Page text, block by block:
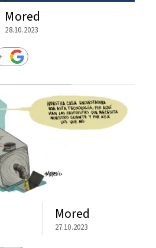
Mored
28.10.2023
Mored
27.10.2023